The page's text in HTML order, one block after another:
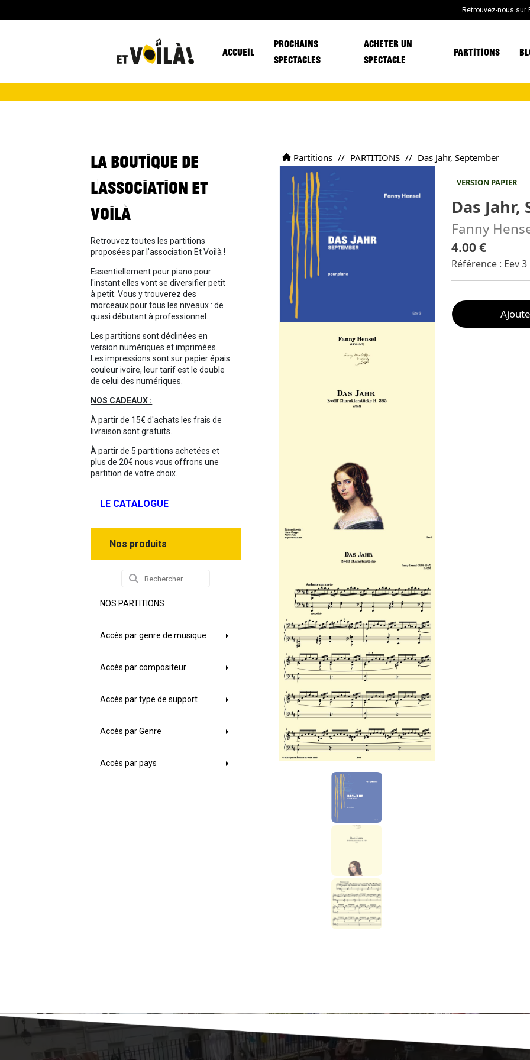
Retrouvez-nous sur
ACCUEIL
PROCHAINS
SPECTACLES
ACHETER UN
SPECTACLE
PARTITIONS
LA BOUTIQUE DE
L'ASSOCIATION ET
VOILÀ
Retrouvez toutes les partitions
proposées par l'association Et Voilà !
Essentiellement pour piano pour
l'instant elles vont se diversifier petit
à petit. Vous y trouverez des
morceaux pour tous les niveaux : de
quasi débutant à professionnel.
Les partitions sont déclinées en
version numériques et imprimées.
Les impressions sont sur papier épais
couleur ivoire, leur tarif est le double
de celui des numériques.
NOS CADEAUX :
À partir de 15€ d'achats les frais de
livraison sont gratuits.
À partir de 5 partitions achetées et
plus de 20€ nous vous offrons une
partition de votre choix.
LE CATALOGUE
Nos produits
NOS PARTITIONS
Accès par genre de musique
Accès par compositeur
Accès par type de support
Accès par Genre
Accès par pays
Partitions // PARTITIONS // Das Jahr, September
VERSION PAPIER
Das
Fanny
4.00 €
Référence : Eev 3